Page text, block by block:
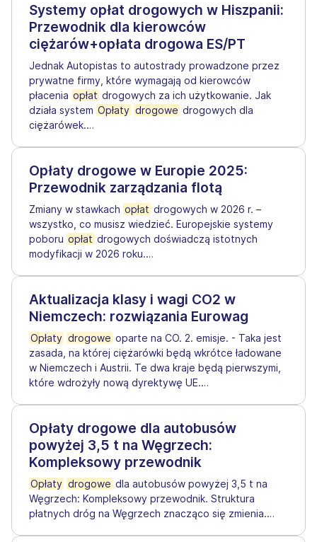
Systemy opłat drogowych w Hiszpanii:
Przewodnik dla kierowców
ciężarów+opłata drogowa ES/PT
Jednak Autopistas to autostrady prowadzone przez
prywatne firmy, które wymagają od kierowców
płacenia opłat drogowych za ich użytkowanie. Jak
działa system Opłaty drogowe drogowych dla
ciężarówek.…
Opłaty drogowe w Europie 2025:
Przewodnik zarządzania flotą
Zmiany w stawkach opłat drogowych w 2026 r. –
wszystko, co musisz wiedzieć. Europejskie systemy
poboru opłat drogowych doświadczą istotnych
modyfikacji w 2026 roku.…
Aktualizacja klasy i wagi CO2 w
Niemczech: rozwiązania Eurowag
Opłaty drogowe oparte na CO. 2. emisje. - Taka jest
zasada, na której ciężarówki będą wkrótce ładowane
w Niemczech i Austrii. Te dwa kraje będą pierwszymi,
które wdrożyły nową dyrektywę UE.…
Opłaty drogowe dla autobusów
powyżej 3,5 t na Węgrzech:
Kompleksowy przewodnik
Opłaty drogowe dla autobusów powyżej 3,5 t na
Węgrzech: Kompleksowy przewodnik. Struktura
płatnych dróg na Węgrzech znacząco się zmienia.…